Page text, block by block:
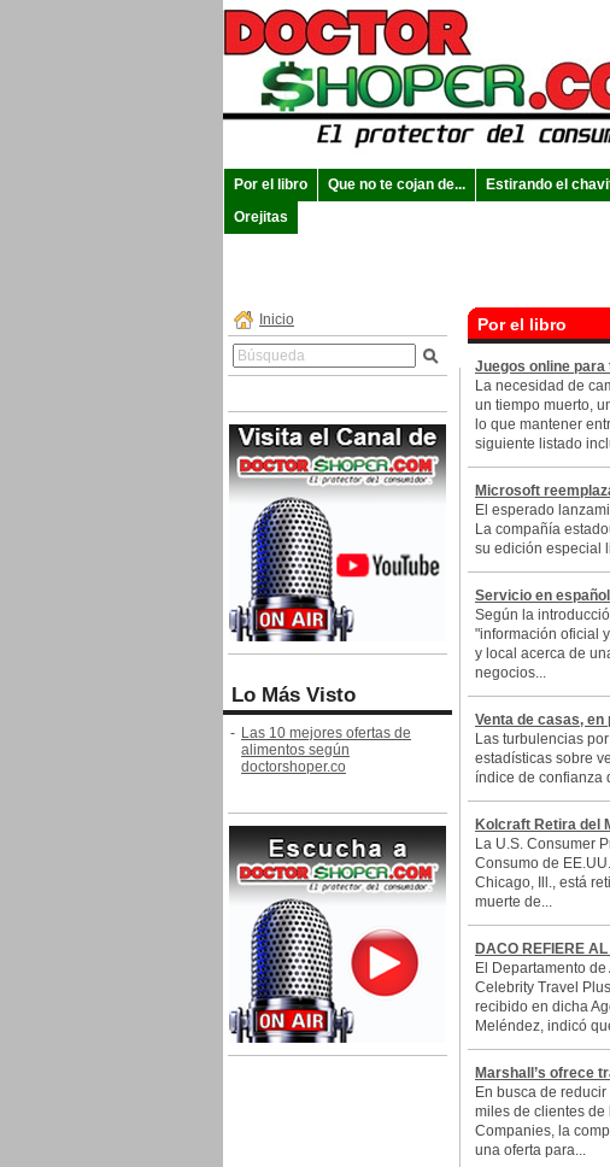
Por el libro Que no te cojan de... Estirando el
Orejitas
Inicio
Lo Más Visto
- Las 10 mejores ofertas de
alimentos según
doctorshoper.co
Por el libro
Juegos online para
La necesidad de
un tiempo muerto,
lo que mantener
siguiente listado
Microsoft
El esperado
La compañía
su edición especial
Servicio en español
Según la
"información oficial
y local acerca de
negocios...
Venta de casas, en
Las turbulencias
estadísticas sobre
índice de confianza
Kolcraft Retira del
La U.S. Consumer
Consumo de
Chicago, Ill., está
muerte de...
DACO REFIERE
El Departamento
Celebrity Travel
recibido en dicha
Meléndez, indicó
Marshall’s ofrece
En busca de
miles de clientes de
Companies, la
una oferta para...